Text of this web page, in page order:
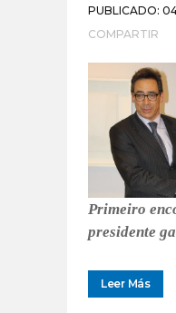
PUBLICADO:
COMPARTIR
Primeiro
presidente
Leer Más